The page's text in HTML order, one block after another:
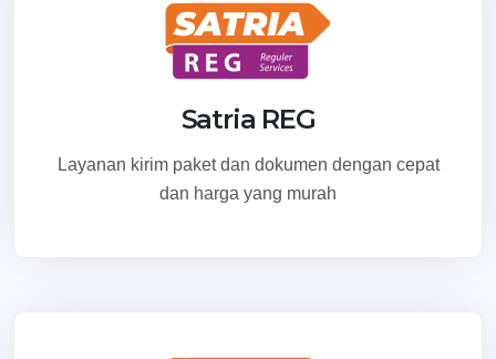
Satria REG
Layanan kirim paket dan dokumen dengan cepat
dan harga yang murah